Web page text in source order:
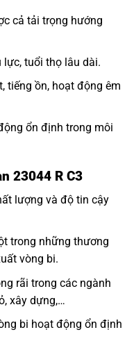
cả tải trọng hướng
lực, tuổi thọ lâu dài.
tiếng ồn, hoạt động êm
ổn định trong môi
23044 R C3
lượng và độ tin cậy
trong những thương
vòng bi.
rãi trong các ngành
xây dựng,…
bi hoạt động ổn định